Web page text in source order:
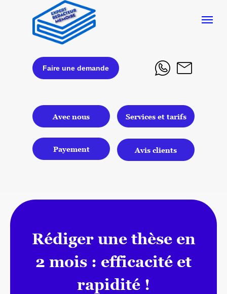
Avec nous Services et tarifs
Payement Avis clients
Faire une demande
Rédiger une thèse en
2 mois : efficacité et
rapidité !